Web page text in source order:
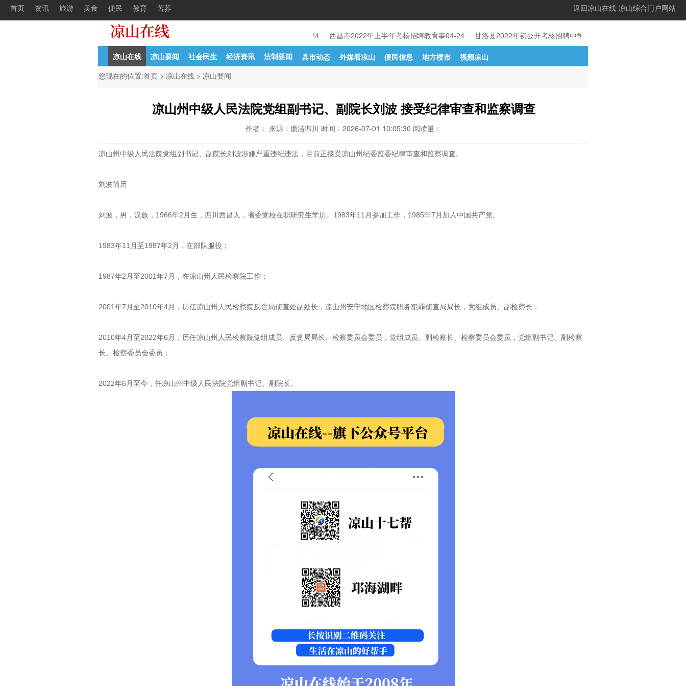
首页 资讯 旅游 美食 便民 教育 苦荞 返回凉山在线-凉山综合门户网站
中共凉山州委组织部凉山州人力资源04-27 04-24 西昌市2022年上半年考核招聘教育事04-24 甘洛县2022年初公开考核招聘中学教
凉山在线 凉山要闻 社会民生 经济资讯 法制要闻 县市动态 外媒看凉山 便民信息 地方楼市
视频凉山
您现在的位置:首页 > 凉山在线 > 凉山要闻
凉山州中级人民法院党组副书记、副院长刘波 接受纪律审查和监察调查
作者： 来源：廉洁四川 时间：2026-07-01 10:05:30 阅读量：
凉山州中级人民法院党组副书记、副院长刘波涉嫌严重违纪违法，目前正接受凉山州纪委监委纪律审查和监察调查。
刘波简历
刘波，男，汉族，1966年2月生，四川西昌人，省委党校在职研究生学历。1983年11月参加工作，1985年7月加入中国共产党。
1983年11月至1987年2月，在部队服役；
1987年2月至2001年7月，在凉山州人民检察院工作；
2001年7月至2010年4月，历任凉山州人民检察院反贪局侦查处副处长，凉山州安宁地区检察院职务犯罪侦查局局长，党组成员、副检察长；
2010年4月至2022年6月，历任凉山州人民检察院党组成员、反贪局局长、检察委员会委员，党组成员、副检察长、检察委员会委员，党组副书记、副检察
长、检察委员会委员；
2022年6月至今，任凉山州中级人民法院党组副书记、副院长。